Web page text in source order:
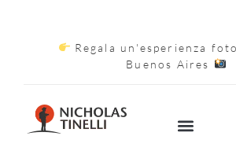
Regala un'esperienza
Buenos Aires